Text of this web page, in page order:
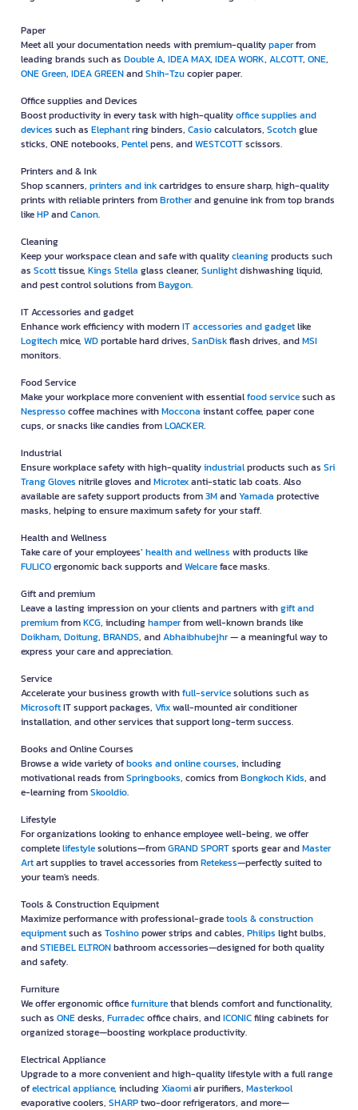
Paper
Meet all your documentation needs with premium-qualitypaperfrom
leading brands such as Double A, IDEA MAX, IDEA WORK, ALCOTT, ONE,
ONE Green, IDEA GREENandShih-Tzucopier paper.
Office supplies and Devices
Boost productivity in every task with high-qualityoffice supplies and
devices such as Elephantring binders, Casiocalculators, Scotchglue
sticks, ONE notebooks, Pentelpens, andWESTCOTTscissors.
Printers and & Ink
Shop scanners, printers and inkcartridges to ensure sharp, high-quality
prints with reliable printers fromBrotherand genuine ink from top brands
likeHPandCanon.
Cleaning
Keep your workspace clean and safe with qualitycleaningproducts such
as Scotttissue, Kings Stella glass cleaner, Sunlightdishwashing liquid,
and pest control solutions fromBaygon.
IT Accessories and gadget
Enhance work efficiency with modernIT accessories and gadgetlike
Logitechmice, WDportable hard drives, SanDiskflash drives, andMSI
monitors.
Food Service
Make your workplace more convenient with essentialfood servicesuch as
Nespressocoffee machines withMoccona instant coffee, paper cone
cups, or snacks like candies fromLOACKER.
Industrial
Ensure workplace safety with high-qualityindustrialproducts such as Sri
Trang Gloves nitrile gloves andMicrotexanti-static lab coats. Also
available are safety support products from3MandYamada protective
masks, helping to ensure maximum safety for your staff.
Health and Wellness
Take care of your employees’health and wellness with products like
FULICOergonomic back supports andWelcareface masks.
Gift and premium
Leave a lasting impression on your clients and partners withgift and
premiumfromKCG, includinghamperfrom well-known brands like
Doikham, Doitung, BRANDS, andAbhaibhubejhr— a meaningful way to
express your care and appreciation.
Service
Accelerate your business growth withfull-servicesolutions such as
MicrosoftIT support packages, Vfixwall-mounted air conditioner
installation, and other services that support long-term success.
Books and Online Courses
Browse a wide variety ofbooks and online courses, including
motivational reads fromSpringbooks, comics fromBongkoch Kids, and
e-learning fromSkooldio.
Lifestyle
For organizations looking to enhance employee well-being, we offer
completelifestylesolutions—fromGRAND SPORTsports gear andMaster
Artart supplies to travel accessories fromRetekess—perfectly suited to
your team's needs.
Tools & Construction Equipment
Maximize performance with professional-gradetools & construction
equipmentsuch as Toshinopower strips and cables, Philips light bulbs,
andSTIEBEL ELTRONbathroom accessories—designed for both quality
and safety.
Furniture
We offer ergonomic officefurniturethat blends comfort and functionality,
such as ONEdesks, Furradecoffice chairs, andICONICfiling cabinets for
organized storage—boosting workplace productivity.
Electrical Appliance
Upgrade to a more convenient and high-quality lifestyle with a full range
ofelectrical appliance, includingXiaomiair purifiers, Masterkool
evaporative coolers, SHARPtwo-door refrigerators, and more—